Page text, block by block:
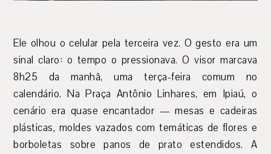
Ele olhou o celular pela terceira vez. O gesto era um
sinal claro: o tempo o pressionava. O visor marcava
8h25 da manhã, uma terça-feira comum no
calendário. Na Praça Antônio Linhares, em Ipiaú, o
cenário era quase encantador — mesas e cadeiras
plásticas, moldes vazados com temáticas de flores e
borboletas sobre panos de prato estendidos. A